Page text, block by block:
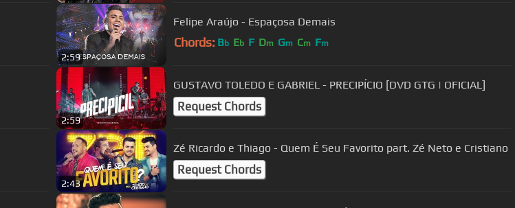
2:59
Felipe Araújo - Espaçosa Demais
Chords: Bb Eb F Dm Gm Cm Fm
2:59
GUSTAVO TOLEDO E GABRIEL - PRECIPÍCIO [DVD GTG | OFICIAL]
Request Chords
2:43
Zé Ricardo e Thiago - Quem É Seu Favorito part. Zé Neto e Cristiano
Request Chords